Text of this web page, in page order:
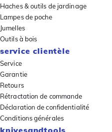
Haches & outils de jardinage
Lampes de poche
Jumelles
Outils à bois
service clientèle
Service
Garantie
Retours
Rétractation de commande
Déclaration de confidentialité
Conditions générales